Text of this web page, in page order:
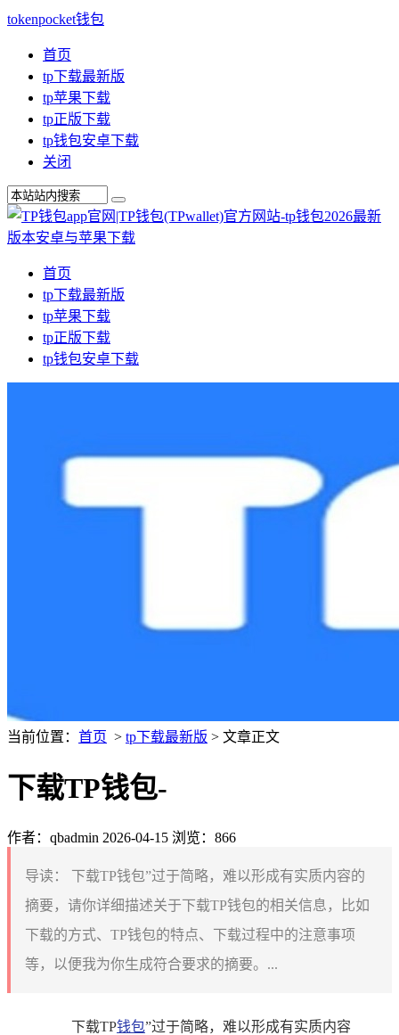
tokenpocket钱包
首页
tp下载最新版
tp苹果下载
tp正版下载
tp钱包安卓下载
关闭
首页
tp下载最新版
tp苹果下载
tp正版下载
tp钱包安卓下载
当前位置： 首页 > tp下载最新版 > 文章正文
下载TP钱包-
作者：qbadmin 2026-04-15 浏览：866
导读：
下载TP钱包”过于简略，难以形成有实质内容的
摘要，请你详细描述关于下载TP钱包的相关信息，比如
下载的方式、TP钱包的特点、下载过程中的注意事项
等，以便我为你生成符合要求的摘要。...
下载TP钱包”过于简略，难以形成有实质内容